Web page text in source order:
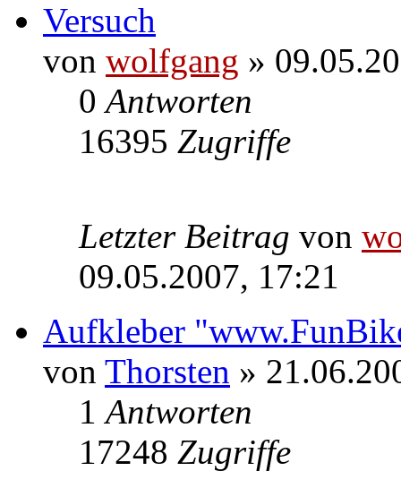
Versuch
von wolfgang »
0Antworten
16395 Zugriffe
Letzter Beitrag von
09.05.2007, 17:21
Aufkleber
von Thorsten »
1Antworten
17248 Zugriffe